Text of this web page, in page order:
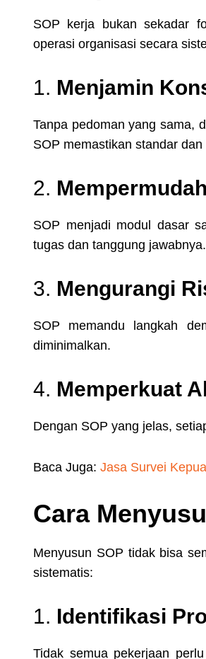
SOP kerja bukan sekadar
operasi organisasi secara
1. Menjamin
Tanpa pedoman yang sama,
SOP memastikan standar
2.
SOP menjadi modul dasar
tugas dan tanggung jawabnya.
3. Mengurangi
SOP memandu langkah
diminimalkan.
4. Memperkuat
Dengan SOP yang jelas,
Baca Juga: Jasa Survei
Cara
Menyusun SOP tidak bisa
sistematis:
1. Identifikasi
Tidak semua pekerjaan